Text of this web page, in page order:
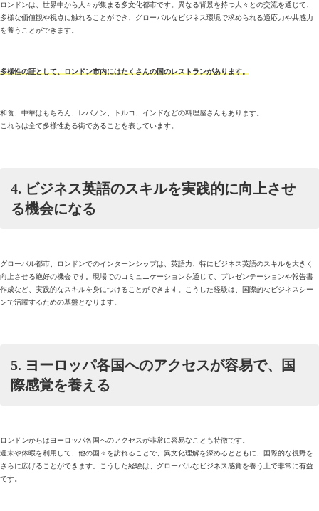
ロンドンは、世界中から人々が集まる多文化都市です。異なる背景を持つ人々との交流を通じて、
多様な価値観や視点に触れることができ、グローバルなビジネス環境で求められる適応力や共感力
を養うことができます。
多様性の証として、ロンドン市内にはたくさんの国のレストランがあります。
和食、中華はもちろん、レバノン、トルコ、インドなどの料理屋さんもあります。
これらは全て多様性ある街であることを表しています。
4. ビジネス英語のスキルを実践的に向上させ
る機会になる
グローバル都市、ロンドンでのインターンシップは、英語力、特にビジネス英語のスキルを大きく
向上させる絶好の機会です。現場でのコミュニケーションを通じて、プレゼンテーションや報告書
作成など、実践的なスキルを身につけることができます。こうした経験は、国際的なビジネスシー
ンで活躍するための基盤となります。
5. ヨーロッパ各国へのアクセスが容易で、国
際感覚を養える
ロンドンからはヨーロッパ各国へのアクセスが非常に容易なことも特徴です。
週末や休暇を利用して、他の国々を訪れることで、異文化理解を深めるとともに、国際的な視野を
さらに広げることができます。こうした経験は、グローバルなビジネス感覚を養う上で非常に有益
です。